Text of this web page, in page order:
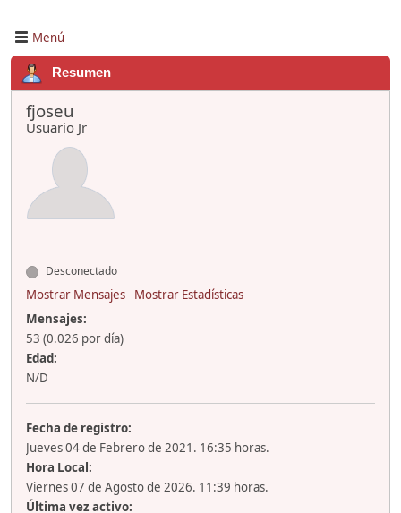
Menú
Resumen
fjoseu
Usuario Jr
Desconectado
Mostrar Mensajes
Mostrar Estadísticas
Mensajes:
53 (0.026 por día)
Edad:
N/D
Fecha de registro:
Jueves 04 de Febrero de 2021. 16:35 horas.
Hora Local:
Viernes 07 de Agosto de 2026. 11:39 horas.
Última vez activo: